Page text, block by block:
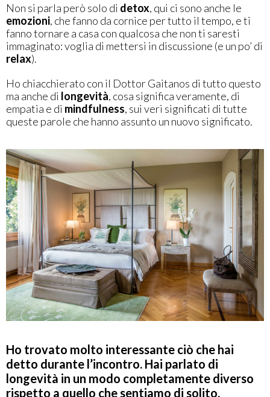
Non si parla però solo di detox, qui ci sono anche le
emozioni, che fanno da cornice per tutto il tempo, e ti
fanno tornare a casa con qualcosa che non ti saresti
immaginato: voglia di mettersi in discussione (e un po’ di
relax).
Ho chiacchierato con il Dottor Gaitanos di tutto questo
ma anche di longevità, cosa significa veramente, di
empatia e di mindfulness, sui veri significati di tutte
queste parole che hanno assunto un nuovo significato.
Ho trovato molto interessante ciò che hai
detto durante l’incontro. Hai parlato di
longevità in un modo completamente diverso
rispetto a quello che sentiamo di solito.